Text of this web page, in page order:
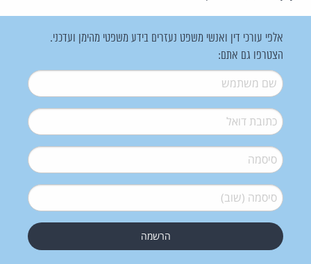
אלפי עורכי דין ואנשי משפט נעזרים בידע משפטי מהימן ועדכני.
הצטרפו גם אתם:
שם משתמש*
דואל*
סיסמה*
סיסמה (שוב)*